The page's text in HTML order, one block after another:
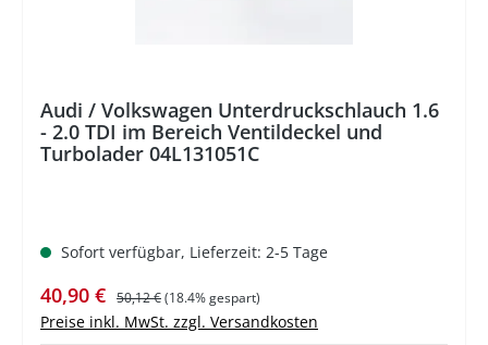
Audi / Volkswagen Unterdruckschlauch 1.6
- 2.0 TDI im Bereich Ventildeckel und
Turbolader 04L131051C
Sofort verfügbar, Lieferzeit: 2-5 Tage
Verkaufspreis:
40,90 € Regulärer Preis:
50,12 €(18.4% gespart)
Preise inkl. MwSt. zzgl. Versandkosten